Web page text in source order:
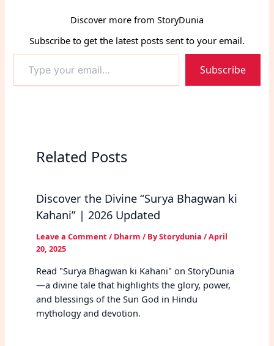
Discover more from StoryDunia
Subscribe to get the latest posts sent to your email.
your
email…
Subscribe
Related Posts
Discover the Divine “Surya Bhagwan ki
Kahani” | 2026 Updated
Leave a Comment / Dharm / ByStorydunia /April
20, 2025
Read "Surya Bhagwan ki Kahani" on StoryDunia
—a divine tale that highlights the glory, power,
and blessings of the Sun God in Hindu
mythology and devotion.